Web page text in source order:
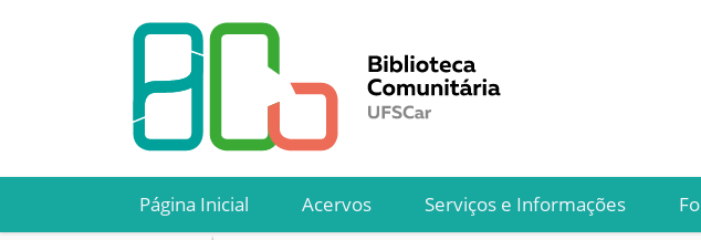
Página Inicial
Acervos Serviços e Informações